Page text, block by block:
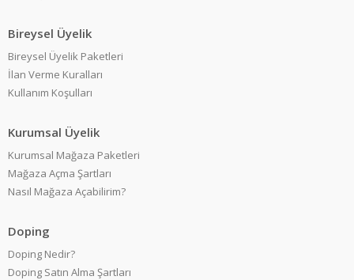
Bireysel Üyelik
Bireysel Üyelik Paketleri
İlan Verme Kuralları
Kullanım Koşulları
Kurumsal Üyelik
Kurumsal Mağaza Paketleri
Mağaza Açma Şartları
Nasıl Mağaza Açabilirim?
Doping
Doping Nedir?
Doping Satın Alma Şartları